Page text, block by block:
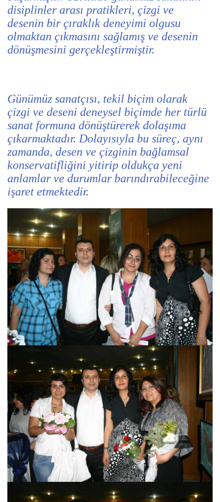
disiplinler arası pratikleri, çizgi ve
desenin bir çıraklık deneyimi olgusu
olmaktan çıkmasını sağlamış ve desenin
dönüşmesini gerçekleştirmiştir.
Günümüz sanatçısı, tekil biçim olarak
çizgi ve deseni deneysel biçimde her türlü
sanat formuna dönüştürerek dolaşıma
çıkarmaktadır. Dolayısıyla bu süreç, aynı
zamanda, desen ve çizginin bağlamsal
konservatifliğini yitirip oldukça yeni
anlamlar ve durumlar barındırabileceğine
işaret etmektedir.